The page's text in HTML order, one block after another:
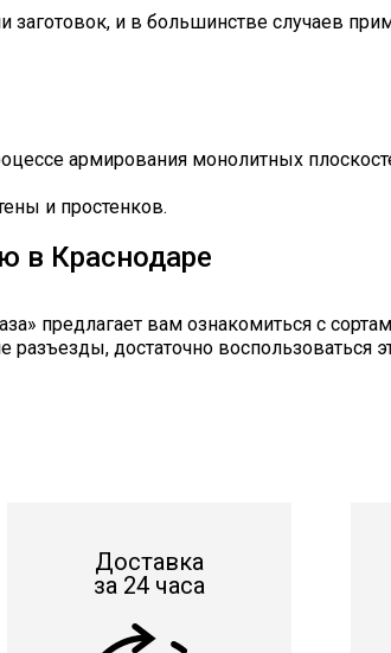
заготовок, и в большинстве случаев
армирования монолитных
и простенков.
в Краснодаре
предлагает вам ознакомиться с
разъезды, достаточно
Доставка
за 24 часа